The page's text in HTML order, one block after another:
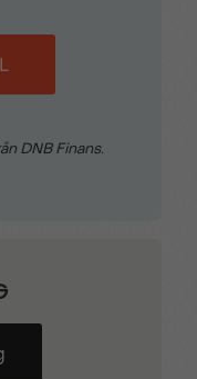
DNB Finans.